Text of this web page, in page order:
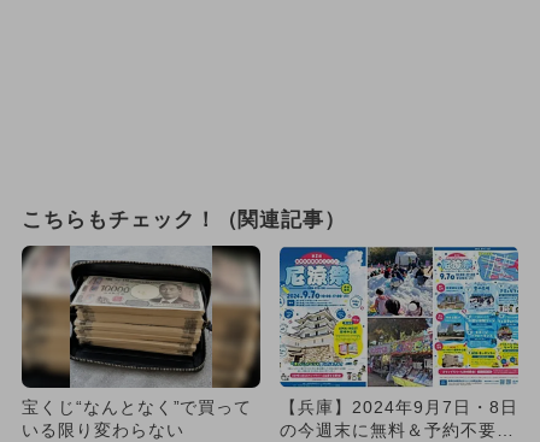
こちらもチェック！（関連記事）
宝くじ“なんとなく”で買って
いる限り変わらない
【兵庫】2024年9月7日・8日
の今週末に無料＆予約不要で